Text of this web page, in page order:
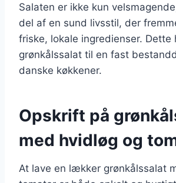
Salaten er ikke kun
del af en sund livsstil, der
friske, lokale ingredienser. Dette
grønkålssalat til en fast
danske køkkener.
Opskrift på
med hvidløg og
At lave en lækker grønkålssalat